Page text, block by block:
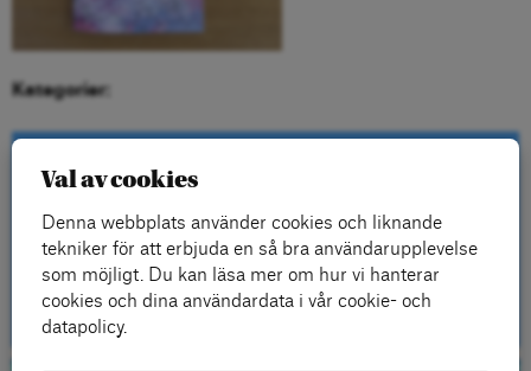
Kategorier:
Kontakta oss
Kontakt
Val av cookies
Denna webbplats använder cookies och liknande
tekniker för att erbjuda en så bra användarupplevelse
som möjligt. Du kan läsa mer om hur vi hanterar
cookies och dina användardata i vår cookie- och
datapolicy.